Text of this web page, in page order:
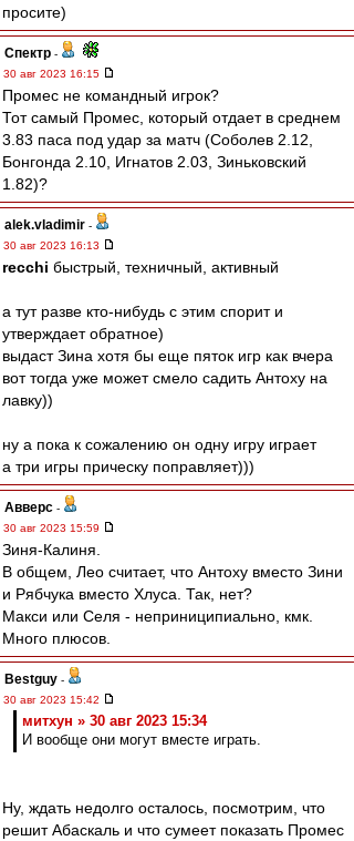
просите)
Спектр -
30 авг 2023 16:15
Промес не командный игрок?
Тот самый Промес, который отдает в среднем
3.83 паса под удар за матч (Соболев 2.12,
Бонгонда 2.10, Игнатов 2.03, Зиньковский
1.82)?
alek.vladimir -
30 авг 2023 16:13
recchi быстрый, техничный, активный
а тут разве кто-нибудь с этим спорит и
утверждает обратное)
выдаст Зина хотя бы еще пяток игр как вчера
вот тогда уже может смело садить Антоху на
лавку))
ну а пока к сожалению он одну игру играет
а три игры прическу поправляет)))
Авверс -
30 авг 2023 15:59
Зиня-Калиня.
В общем, Лео считает, что Антоху вместо Зини
и Рябчука вместо Хлуса. Так, нет?
Макси или Селя - неприниципиально, кмк.
Много плюсов.
Bestguy -
30 авг 2023 15:42
митхун » 30 авг 2023 15:34
И вообще они могут вместе играть.
Ну, ждать недолго осталось, посмотрим, что
решит Абаскаль и что сумеет показать Промес